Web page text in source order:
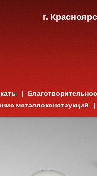
г.
металлоконструкций